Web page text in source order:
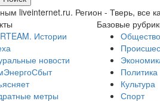
Регион - Тверь, все
Истории
новости
метры
Базовые
Общество
Политика
Культура
Спорт